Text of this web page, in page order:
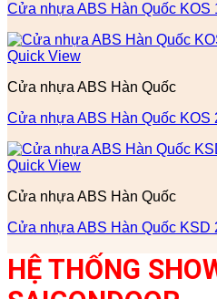
Cửa nhựa ABS Hàn Quốc KOS
Quick View
Cửa nhựa ABS Hàn Quốc
Cửa nhựa ABS Hàn Quốc KOS
Quick View
Cửa nhựa ABS Hàn Quốc
Cửa nhựa ABS Hàn Quốc KSD
HỆ THỐNG